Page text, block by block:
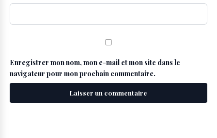
Enregistrer mon nom, mon e-mail et mon site dans le
navigateur pour mon prochain commentaire.